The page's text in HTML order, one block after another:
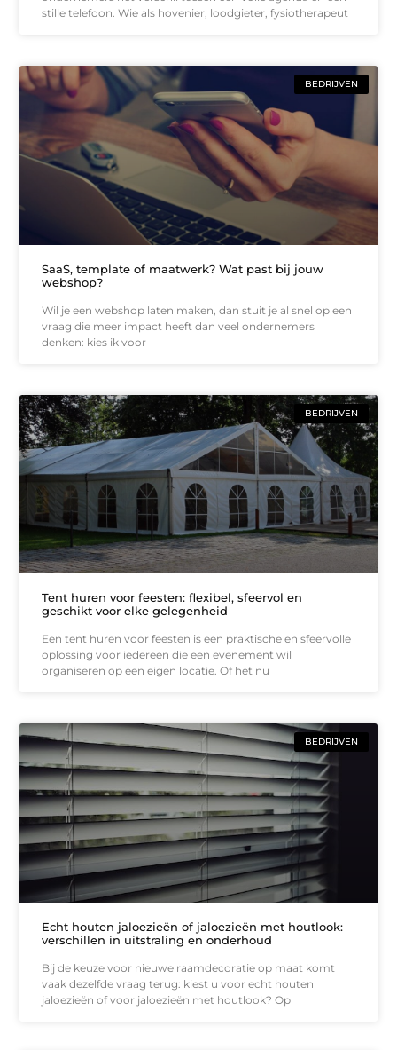
stille telefoon. Wie als hovenier, loodgieter, fysiotherapeut
BEDRIJVEN
SaaS, template of maatwerk? Wat past bij jouw
webshop?
Wil je een webshop laten maken, dan stuit je al snel op een
vraag die meer impact heeft dan veel ondernemers
denken: kies ik voor
BEDRIJVEN
Tent huren voor feesten: flexibel, sfeervol en
geschikt voor elke gelegenheid
Een tent huren voor feesten is een praktische en sfeervolle
oplossing voor iedereen die een evenement wil
organiseren op een eigen locatie. Of het nu
BEDRIJVEN
Echt houten jaloezieën of jaloezieën met houtlook:
verschillen in uitstraling en onderhoud
Bij de keuze voor nieuwe raamdecoratie op maat komt
vaak dezelfde vraag terug: kiest u voor echt houten
jaloezieën of voor jaloezieën met houtlook? Op